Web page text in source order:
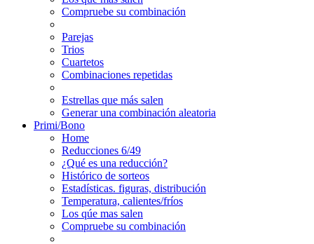
Compruebe su combinación
Parejas
Trios
Cuartetos
Combinaciones repetidas
Estrellas que más salen
Generar una combinación aleatoria
Primi/Bono
Home
Reducciones 6/49
¿Qué es una reducción?
Histórico de sorteos
Estadísticas. figuras, distribución
Temperatura, calientes/fríos
Los qúe mas salen
Compruebe su combinación